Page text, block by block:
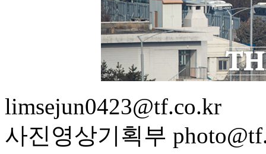
limsejun0423@tf.co.kr
사진영상기획부